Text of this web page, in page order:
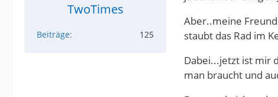
TwoTimes
Beiträge 125
Aber..meine
staubt das Rad im
Dabei...jetzt ist mir
man braucht und